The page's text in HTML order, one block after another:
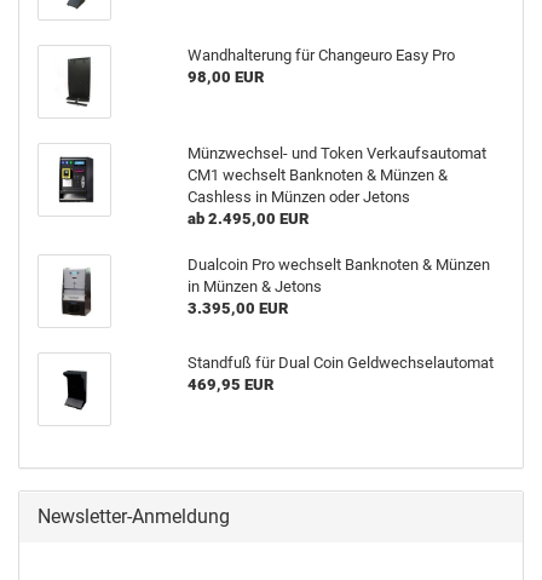
Wandhalterung für Changeuro Easy Pro
98,00 EUR
Münzwechsel- und Token Verkaufsautomat
CM1 wechselt Banknoten & Münzen &
Cashless in Münzen oder Jetons
ab 2.495,00 EUR
Dualcoin Pro wechselt Banknoten & Münzen
in Münzen & Jetons
3.395,00 EUR
Standfuß für Dual Coin Geldwechselautomat
469,95 EUR
Newsletter-Anmeldung